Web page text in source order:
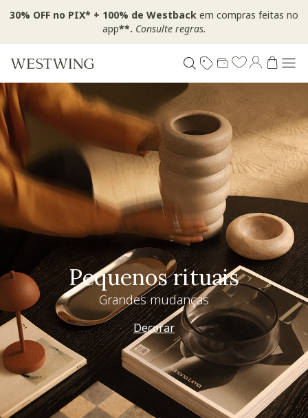
30% OFF no PIX* + 100% de Westback em compras feitas no
app**. Consulte regras.
Pequenos rituais
Grandes mudanças
Decorar